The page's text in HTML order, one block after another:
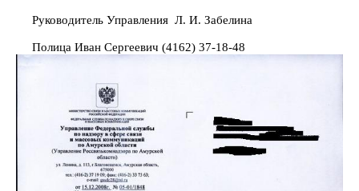
Руководитель Управления Л. И. Забелина
Полица Иван Сергеевич (4162) 37-18-48